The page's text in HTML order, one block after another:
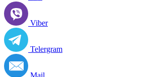
Viber
Telergram
Mail